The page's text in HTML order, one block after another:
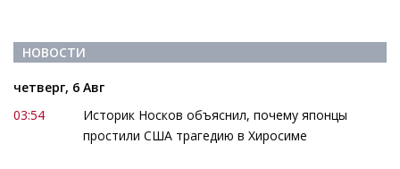
НОВОСТИ
четверг, 6 Авг
03:54
Историк Носков объяснил, почему японцы
простили США трагедию в Хиросиме